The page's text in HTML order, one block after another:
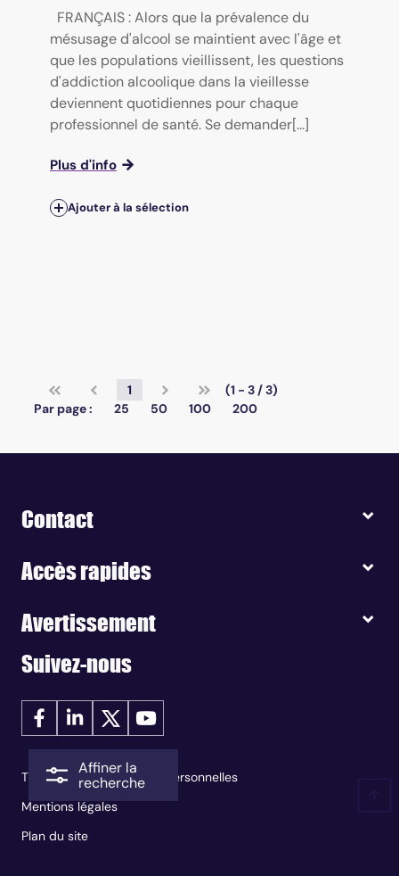
Affiner la
recherche
FRANÇAIS : Alors que la prévalence du
mésusage d'alcool se maintient avec l'âge et
que les populations vieillissent, les questions
d'addiction alcoolique dans la vieillesse
deviennent quotidiennes pour chaque
professionnel de santé. Se demander[...]
Plus d'info
Ajouter à la sélection
1
(1 - 3 / 3)
Par page :
25 50 100 200
Contact
Accès rapides
Avertissement
Suivez-nous
Traitement des données personnelles
Mentions légales
Plan du site